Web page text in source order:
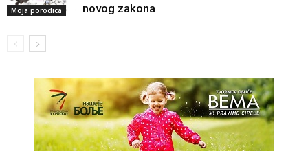
Moja porodica
novog zakona